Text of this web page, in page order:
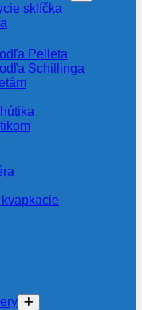
sklíčka
Pelleta
Schillinga
kvapkacie